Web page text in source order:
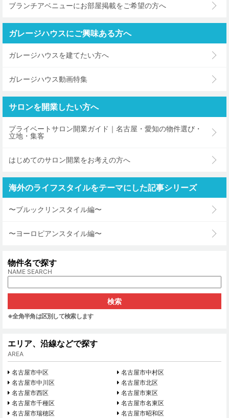
ブランチアベニューにお部屋掲載をご希望の方へ
ガレージハウスにご興味ある方へ
ガレージハウスを建てたい方へ
ガレージハウス動画特集
サロンを開業したい方へ
プライベートサロン開業ガイド｜名古屋・愛知の物件選び・
立地・集客
はじめてのサロン開業をお考えの方へ
海外のライフスタイルをテーマにした記事シリーズ
〜ブルックリンスタイル編〜
〜ヨーロピアンスタイル編〜
物件名で探す
NAME SEARCH
※全角半角は区別して検索します
エリア、沿線などで探す
AREA
名古屋市中区
名古屋市中村区
名古屋市中川区
名古屋市北区
名古屋市西区
名古屋市東区
名古屋市千種区
名古屋市名東区
名古屋市瑞穂区
名古屋市昭和区